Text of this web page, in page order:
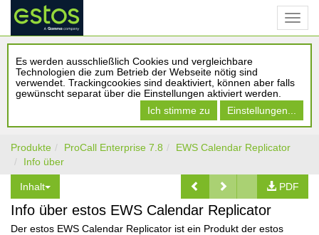
Es werden ausschließlich Cookies und vergleichbare
Technologien die zum Betrieb der Webseite nötig sind
verwendet. Trackingcookies sind deaktiviert, können aber falls
gewünscht separat über die Einstellungen aktiviert werden.
Ich stimme zu
Einstellungen...
Produkte ProCall Enterprise 7.8
EWS Calendar Replicator
Info über
Inhalt PDF
Info über estos EWS Calendar Replicator
Der estos EWS Calendar Replicator ist ein Produkt der estos